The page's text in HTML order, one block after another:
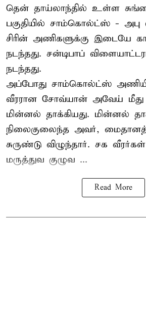
தென் தாய்லாந்தில் உள்ள
பகுதியில் சாம்கொல்ட்ஸ் -
சிரின் அணிகளுக்கு இடையே
நடந்தது. சன்டிபாப்
நடந்தது.
அப்போது சாம்கொல்ட்ஸ்
வீரரான சோவ்யான் அவேய் மீது
மின்னல் தாக்கியது. மின்னல்
நிலைகுலைந்த அவர்,
சுருண்டு விழுந்தார். சக
மருத்துவ குழுவ ...
Read More